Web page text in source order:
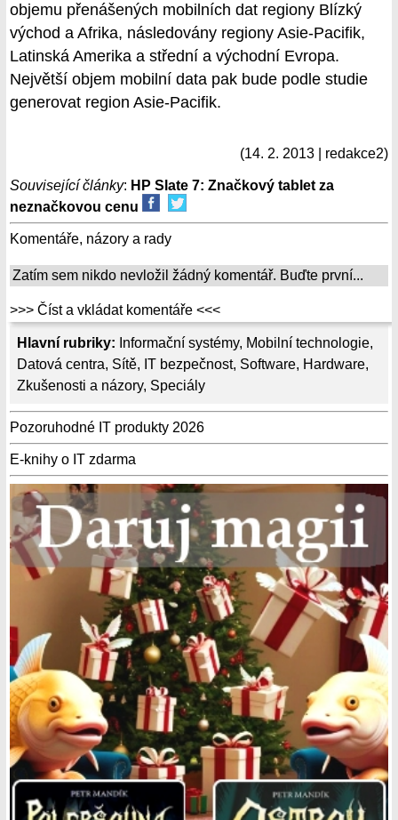
Hlavní rubriky: Informační systémy, Mobilní technologie,
Datová centra, Sítě, IT bezpečnost, Software, Hardware,
Zkušenosti a názory, Speciály
Pozoruhodné IT produkty 2026
E-knihy o IT zdarma
objemu přenášených mobilních dat regiony Blízký
východ a Afrika, následovány regiony Asie-Pacifik,
Latinská Amerika a střední a východní Evropa.
Největší objem mobilní data pak bude podle studie
generovat region Asie-Pacifik.
(14. 2. 2013 | redakce2)
Související články: HP Slate 7: Značkový tablet za
neznačkovou cenu
Komentáře, názory a rady
Zatím sem nikdo nevložil žádný komentář. Buďte první...
>>> Číst a vkládat komentáře <<<